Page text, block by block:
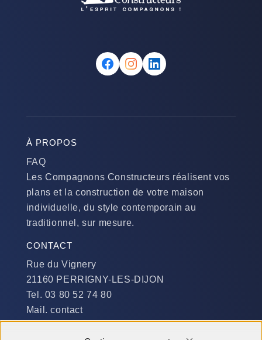
À PROPOS
FAQ
Les Compagnons Constructeurs réalisent vos
plans et la construction de votre maison
individuelle, du style contemporain au
traditionnel, sur mesure.
CONTACT
Rue du Vignery
21160 PERRIGNY-LES-DIJON
Tel. 03 80 52 74 80
Mail. contact